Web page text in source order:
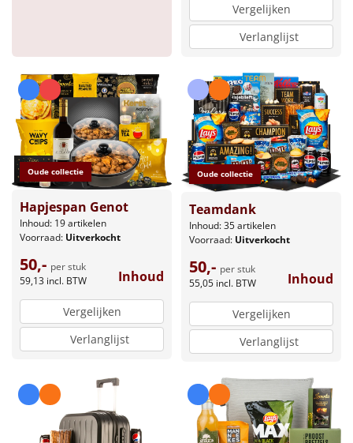
Vergelijken
Verlanglijst
Oude collectie
Hapjespan Genot
Inhoud: 19 artikelen
Voorraad: Uitverkocht
50,- per stuk
59,13 incl. BTW Inhoud
Vergelijken
Verlanglijst
Oude collectie
Teamdank
Inhoud: 35 artikelen
Voorraad: Uitverkocht
50,- per stuk
55,05 incl. BTW Inhoud
Vergelijken
Verlanglijst